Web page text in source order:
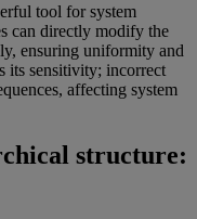
tool for system
can directly modify the
ensuring uniformity and
its sensitivity; incorrect
affecting system
structure: